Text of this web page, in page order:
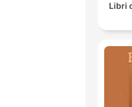
Libri